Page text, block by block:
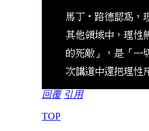
回覆 引用
TOP